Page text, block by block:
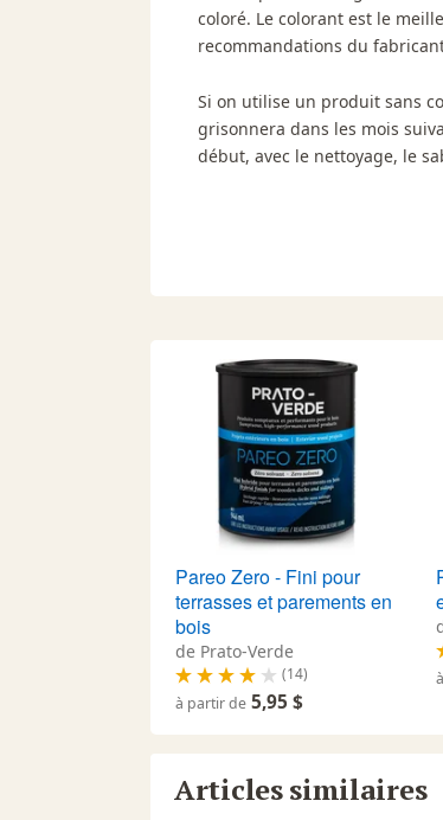
coloré. Le colorant est le
recommandations du
Si on utilise un produit sans
grisonnera dans les mois
début, avec le nettoyage, le
Pareo Zero - Fini pour
terrasses et parements en
bois
de Prato-Verde
(14)
à partir de 5,95 $
Articles similaires